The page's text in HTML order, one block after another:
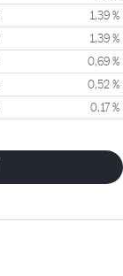
1,39 %
1,39 %
0,69 %
0,52 %
0,17 %